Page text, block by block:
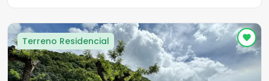
Terreno Residencial